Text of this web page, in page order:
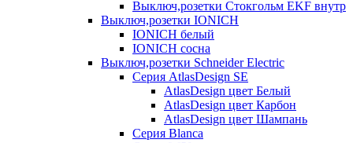
Выключ,розетки Стокгольм EKF внутр
Выключ,розетки IONICH
IONICH белый
IONICH сосна
Выключ,розетки Schneider Electric
Серия AtlasDesign SE
AtlasDesign цвет Белый
AtlasDesign цвет Карбон
AtlasDesign цвет Шампань
Серия Blanca